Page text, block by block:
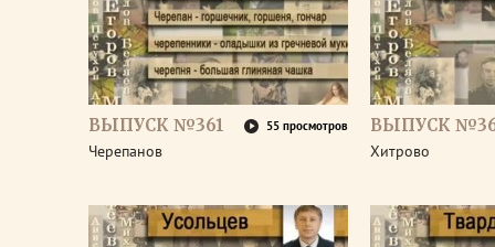
ВЫПУСК №361 55 просмотров
Черепанов
ВЫПУСК
Хитрово